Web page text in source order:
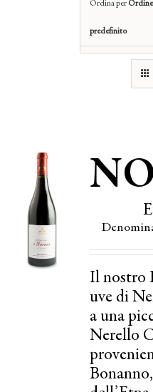
Ordina per Ordine
predefinito
Mostra
Il nostro
uve di
a una
Nerello